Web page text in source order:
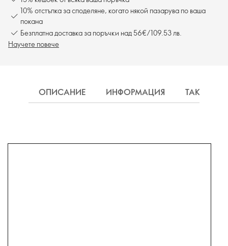
10% отстъпка за споделяне, когато някой пазарува по ваша
покана
Безплатна доставка за поръчки над 56€/109.53 лв.
Научете повече
ОПИСАНИЕ ИНФОРМАЦИЯ ТАКСА